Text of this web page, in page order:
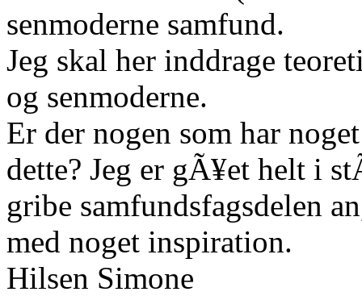
senmoderne samfund.
Jeg skal her inddrage
og senmoderne.
Er der nogen som har
dette? Jeg er gÃ¥et helt i
gribe samfundsfagsdelen
med noget inspiration.
Hilsen Simone